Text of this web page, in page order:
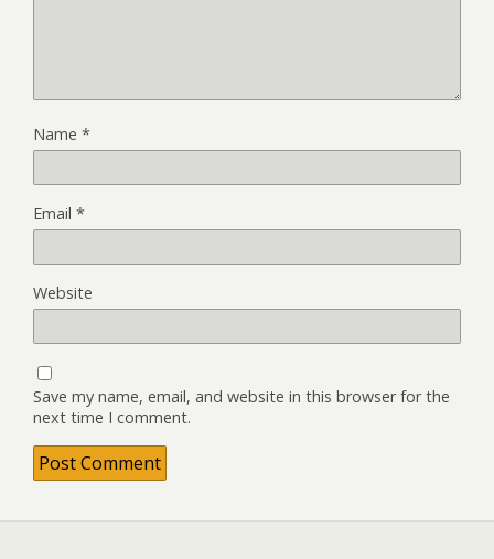
Name *
Email *
Website
Save my name, email, and website in this browser for the
next time I comment.